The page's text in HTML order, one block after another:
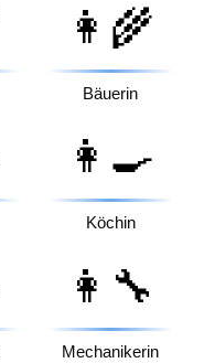
👩‍🌾
Bäuerin
👩‍🍳
Köchin
👩‍🔧
Mechanikerin